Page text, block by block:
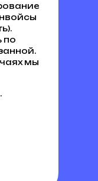
по
мы